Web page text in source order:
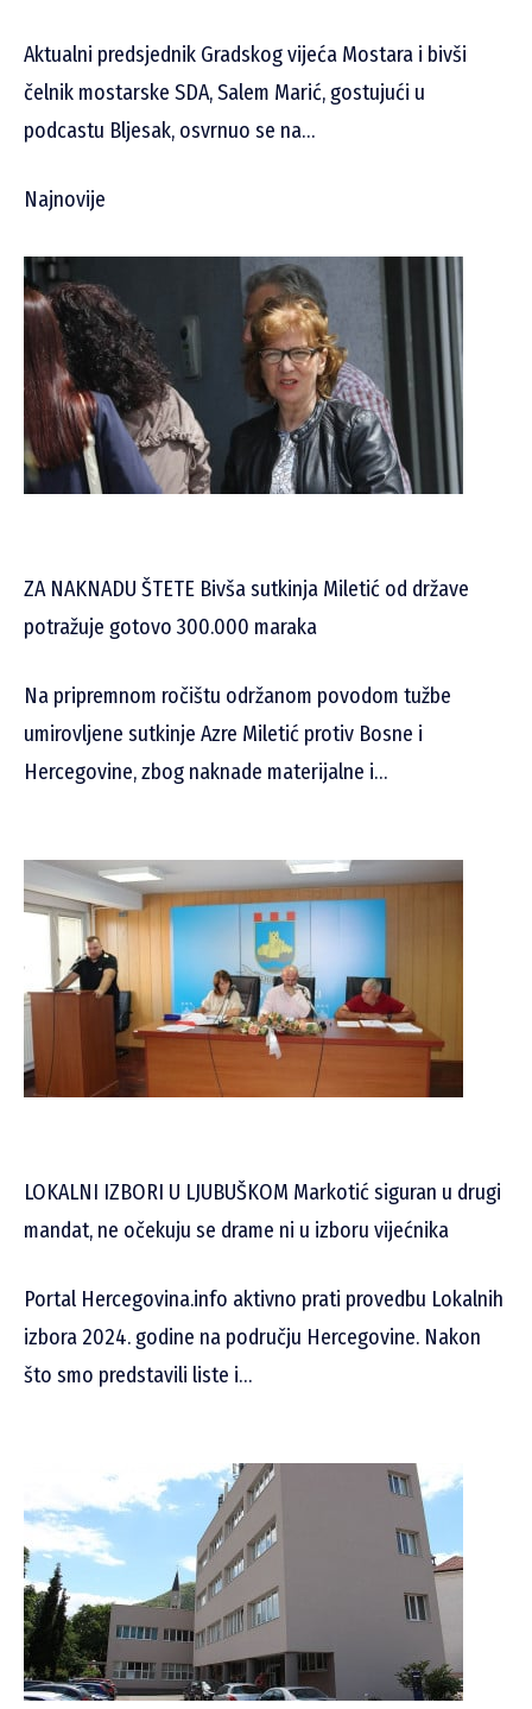
Aktualni predsjednik Gradskog vijeća Mostara i bivši
čelnik mostarske SDA, Salem Marić, gostujući u
podcastu Bljesak, osvrnuo se na…
Najnovije
ZA NAKNADU ŠTETE Bivša sutkinja Miletić od države
potražuje gotovo 300.000 maraka
Na pripremnom ročištu održanom povodom tužbe
umirovljene sutkinje Azre Miletić protiv Bosne i
Hercegovine, zbog naknade materijalne i…
LOKALNI IZBORI U LJUBUŠKOM Markotić siguran u drugi
mandat, ne očekuju se drame ni u izboru vijećnika
Portal Hercegovina.info aktivno prati provedbu Lokalnih
izbora 2024. godine na području Hercegovine. Nakon
što smo predstavili liste i…